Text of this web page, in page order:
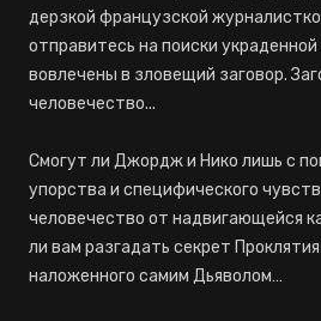
дерзкой французской
отправитесь на поиски
вовлечены в зловещий заговор.
человечество...
Смогут ли Джордж и Нико лишь с
упорства и специфического
человечество от надвигающейся
ли вам разгадать секрет
наложенного самим Дьяволом…